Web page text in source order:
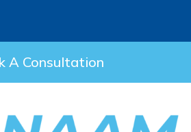
A Consultation